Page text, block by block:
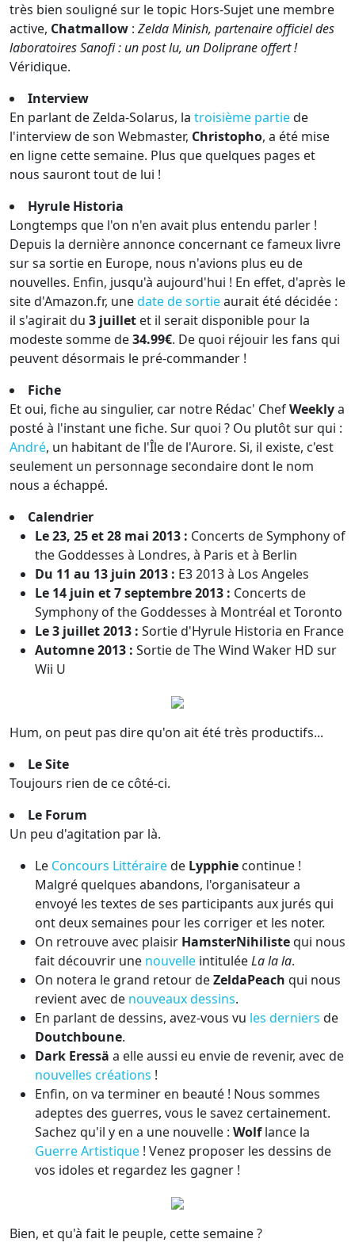
très bien souligné sur le topic Hors-Sujet une membre
active, Chatmallow : Zelda Minish, partenaire officiel des
laboratoires Sanofi : un post lu, un Doliprane offert !
Véridique.
Interview
En parlant de Zelda-Solarus, la troisième partiede
l'interview de son Webmaster, Christopho, a été mise
en ligne cette semaine. Plus que quelques pages et
nous sauront tout de lui !
Hyrule Historia
Longtemps que l'on n'en avait plus entendu parler !
Depuis la dernière annonce concernant ce fameux livre
sur sa sortie en Europe, nous n'avions plus eu de
nouvelles. Enfin, jusqu'à aujourd'hui ! En effet, d'après le
site d'Amazon.fr, unedate de sortieaurait été décidée :
il s'agirait du 3 juillet et il serait disponible pour la
modeste somme de34.99€. De quoi réjouir les fans qui
peuvent désormais le pré-commander !
Fiche
Et oui, fiche au singulier, car notre Rédac' ChefWeeklya
posté à l'instant une fiche. Sur quoi ? Ou plutôt sur qui :
André, un habitant de l'Île de l'Aurore. Si, il existe, c'est
seulement un personnage secondaire dont le nom
nous a échappé.
Calendrier
Le 23, 25 et 28 mai 2013 : Concerts de Symphony of
the Goddesses à Londres, à Paris et à Berlin
Du 11 au 13 juin 2013 : E3 2013 à Los Angeles
Le 14 juin et 7 septembre 2013 : Concerts de
Symphony of the Goddesses à Montréal et Toronto
Le 3 juillet 2013 : Sortie d'Hyrule Historia en France
Automne 2013 : Sortie de The Wind Waker HD sur
Wii U
Hum, on peut pas dire qu'on ait été très productifs...
Le Site
Toujours rien de ce côté-ci.
Le Forum
Un peu d'agitation par là.
Le Concours Littérairede Lypphie continue !
Malgré quelques abandons, l'organisateur a
envoyé les textes de ses participants aux jurés qui
ont deux semaines pour les corriger et les noter.
On retrouve avec plaisir HamsterNihilistequi nous
fait découvrir une nouvelle intituléeLa la la.
On notera le grand retour deZeldaPeach qui nous
revient avec de nouveaux dessins.
En parlant de dessins, avez-vous vu les derniers de
Doutchboune.
Dark Eressä a elle aussi eu envie de revenir, avec de
nouvelles créations !
Enfin, on va terminer en beauté ! Nous sommes
adeptes des guerres, vous le savez certainement.
Sachez qu'il y en a une nouvelle : Wolflance la
Guerre Artistique ! Venez proposer les dessins de
vos idoles et regardez les gagner !
Bien, et qu'à fait le peuple, cette semaine ?